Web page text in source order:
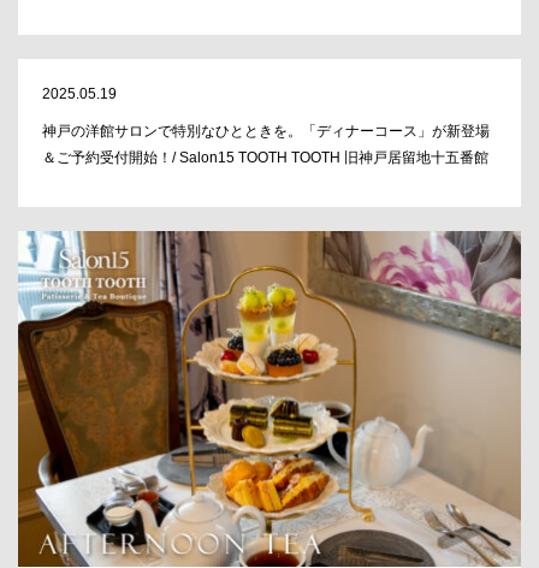
2025.05.19
神戸の洋館サロンで特別なひとときを。「ディナーコース」が新登場
＆ご予約受付開始！/ Salon15 TOOTH TOOTH 旧神戸居留地十五番館